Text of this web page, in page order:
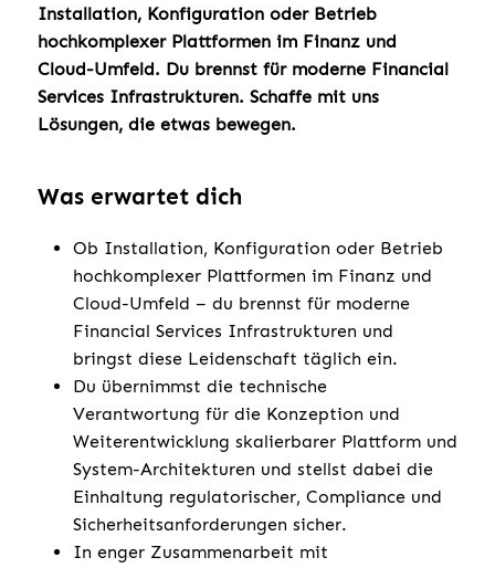
Installation, Konfiguration oder Betrieb
hochkomplexer Plattformen im Finanz und
Cloud-Umfeld. Du brennst für moderne Financial
Services Infrastrukturen. Schaffe mit uns
Lösungen, die etwas bewegen.
Was erwartet dich
Ob Installation, Konfiguration oder Betrieb
hochkomplexer Plattformen im Finanz und
Cloud-Umfeld – du brennst für moderne
Financial Services Infrastrukturen und
bringst diese Leidenschaft täglich ein.
Du übernimmst die technische
Verantwortung für die Konzeption und
Weiterentwicklung skalierbarer Plattform und
System-Architekturen und stellst dabei die
Einhaltung regulatorischer, Compliance und
Sicherheitsanforderungen sicher.
In enger Zusammenarbeit mit